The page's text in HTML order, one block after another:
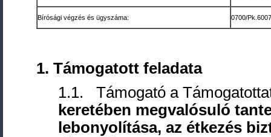
Bírósági végzés és ügyszáma: 0700/
1. Támogatott feladata
1.1. Támogató a
keretében megvalósuló
lebonyolítása, az étkezés